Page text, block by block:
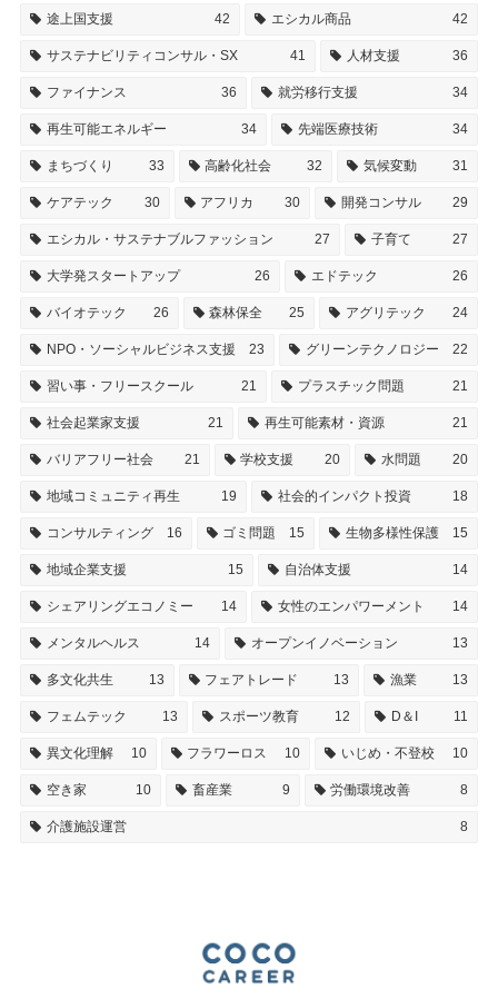
途上国支援 42 エシカル商品 42
サステナビリティコンサル・SX 41 人材支援 36
ファイナンス 36 就労移行支援 34
再生可能エネルギー 34 先端医療技術 34
まちづくり 33 高齢化社会 32 気候変動 31
ケアテック 30 アフリカ 30 開発コンサル 29
エシカル・サステナブルファッション 27 子育て 27
大学発スタートアップ 26 エドテック 26
バイオテック 26 森林保全 25 アグリテック 24
NPO・ソーシャルビジネス支援 23 グリーンテクノロジー 22
習い事・フリースクール 21 プラスチック問題 21
社会起業家支援 21 再生可能素材・資源 21
バリアフリー社会 21 学校支援 20 水問題 20
地域コミュニティ再生 19 社会的インパクト投資 18
コンサルティング 16 ゴミ問題 15 生物多様性保護 15
地域企業支援 15 自治体支援 14
シェアリングエコノミー 14 女性のエンパワーメント 14
メンタルヘルス 14 オープンイノベーション 13
多文化共生 13 フェアトレード 13 漁業 13
フェムテック 13 スポーツ教育 12 D＆I 11
異文化理解 10 フラワーロス 10 いじめ・不登校 10
空き家 10 畜産業 9 労働環境改善 8
介護施設運営 8